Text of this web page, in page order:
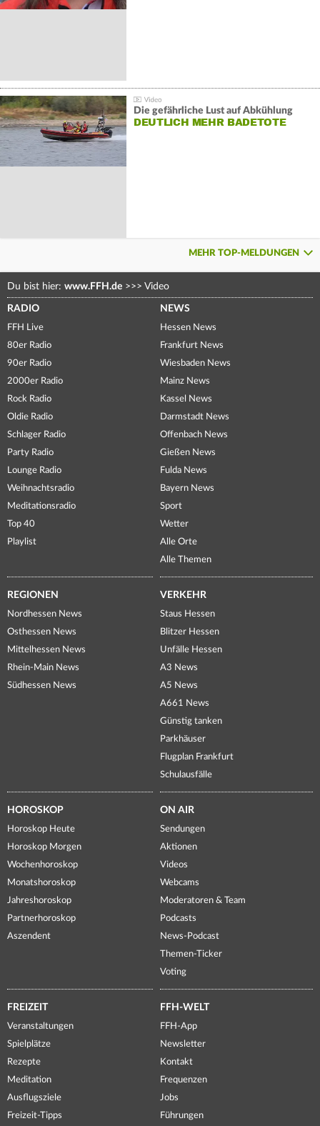
Die gefährliche Lust auf Abkühlung
DEUTLICH MEHR BADETOTE
MEHR TOP-MELDUNGEN
Du bist hier: www.FFH.de >>> Video
RADIO
FFH Live
80er Radio
90er Radio
2000er Radio
Rock Radio
Oldie Radio
Schlager Radio
Party Radio
Lounge Radio
Weihnachtsradio
Meditationsradio
Top 40
Playlist
NEWS
Hessen News
Frankfurt News
Wiesbaden News
Mainz News
Kassel News
Darmstadt News
Offenbach News
Gießen News
Fulda News
Bayern News
Sport
Wetter
Alle Orte
Alle Themen
REGIONEN
Nordhessen News
Osthessen News
Mittelhessen News
Rhein-Main News
Südhessen News
VERKEHR
Staus Hessen
Blitzer Hessen
Unfälle Hessen
A3 News
A5 News
A661 News
Günstig tanken
Parkhäuser
Flugplan Frankfurt
Schulausfälle
HOROSKOP
Horoskop Heute
Horoskop Morgen
Wochenhoroskop
Monatshoroskop
Jahreshoroskop
Partnerhoroskop
Aszendent
ON AIR
Sendungen
Aktionen
Videos
Webcams
Moderatoren & Team
Podcasts
News-Podcast
Themen-Ticker
Voting
FREIZEIT
Veranstaltungen
Spielplätze
Rezepte
Meditation
Ausflugsziele
Freizeit-Tipps
FFH-WELT
FFH-App
Newsletter
Kontakt
Frequenzen
Jobs
Führungen